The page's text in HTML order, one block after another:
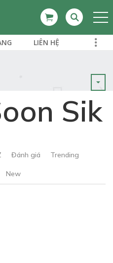
LIÊN HỆ
Sik
Đánh giá Trending
New